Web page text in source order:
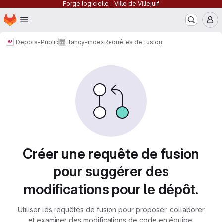
Forge logicielle - Ville de Villejuif
Passer au contenu principal
Page d'accueil
Depots-Public fancy-indexRequêtes de fusion
Créer une requête de fusion
pour suggérer des
modifications pour le dépôt.
Utiliser les requêtes de fusion pour proposer, collaborer
et examiner des modifications de code en équipe.